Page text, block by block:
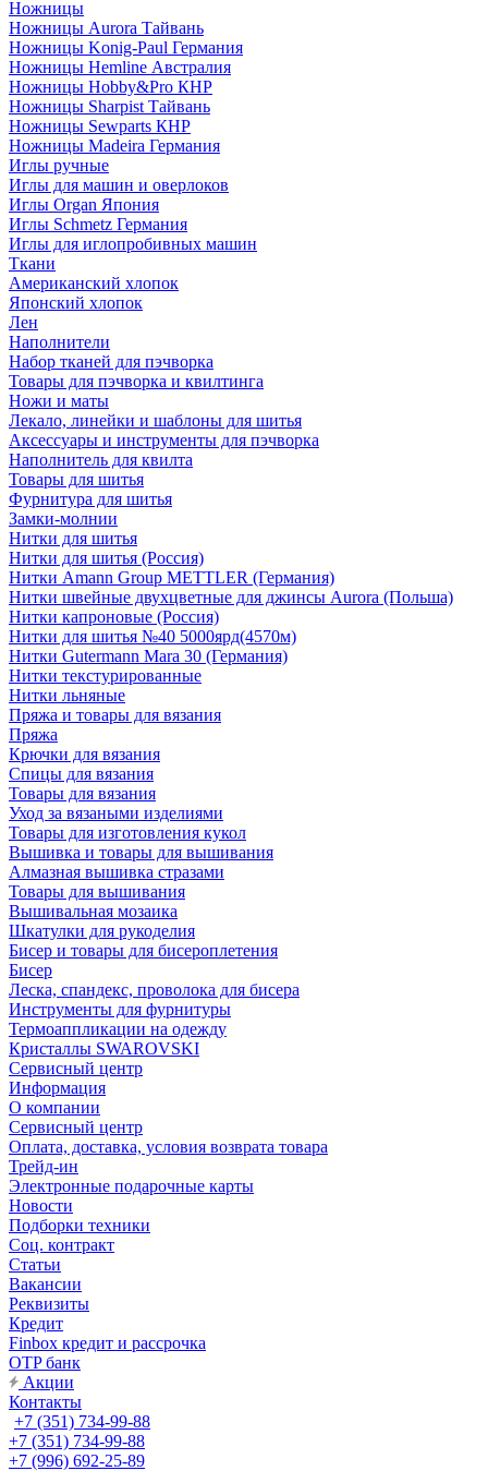
Ножницы
Ножницы Aurora Тайвань
Ножницы Konig-Paul Германия
Ножницы Hemline Австралия
Ножницы Hobby&Pro КНР
Ножницы Sharpist Тайвань
Ножницы Sewparts КНР
Ножницы Madeira Германия
Иглы ручные
Иглы для машин и оверлоков
Иглы Organ Япония
Иглы Schmetz Германия
Иглы для иглопробивных машин
Ткани
Американский хлопок
Японский хлопок
Лен
Наполнители
Набор тканей для пэчворка
Товары для пэчворка и квилтинга
Ножи и маты
Лекало, линейки и шаблоны для шитья
Аксессуары и инструменты для пэчворка
Наполнитель для квилта
Товары для шитья
Фурнитура для шитья
Замки-молнии
Нитки для шитья
Нитки для шитья (Россия)
Нитки Amann Group METTLER (Германия)
Нитки швейные двухцветные для джинсы Aurora (Польша)
Нитки капроновые (Россия)
Нитки для шитья №40 5000ярд(4570м)
Нитки Gutermann Mara 30 (Германия)
Нитки текстурированные
Нитки льняные
Пряжа и товары для вязания
Пряжа
Крючки для вязания
Спицы для вязания
Товары для вязания
Уход за вязаными изделиями
Товары для изготовления кукол
Вышивка и товары для вышивания
Алмазная вышивка стразами
Товары для вышивания
Вышивальная мозаика
Шкатулки для рукоделия
Бисер и товары для бисероплетения
Бисер
Леска, спандекс, проволока для бисера
Инструменты для фурнитуры
Термоаппликации на одежду
Кристаллы SWAROVSKI
Сервисный центр
Информация
О компании
Сервисный центр
Оплата, доставка, условия возврата товара
Трейд-ин
Электронные подарочные карты
Новости
Подборки техники
Соц. контракт
Статьи
Вакансии
Реквизиты
Кредит
Finbox кредит и рассрочка
OTP банк
Акции
Контакты
+7 (351) 734-99-88
+7 (351) 734-99-88
+7 (996) 692-25-89